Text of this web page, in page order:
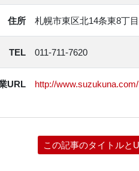
住所 札幌市東区北14条東8丁
TEL 011-711-7620
URL http://www.suzukuna.com/
この記事のタイトルと